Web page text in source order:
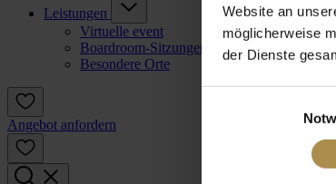
Website an
möglicherweise
der Dienste
Leistungen
Virtuelle event
Boardroom-Sitzungen
Besondere Orte
Angebot anfordern